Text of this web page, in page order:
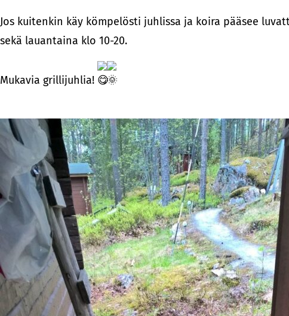
Jos kuitenkin käy kömpelösti juhlissa ja koira pääsee
sekä lauantaina klo 10-20.
Mukavia grillijuhlia!